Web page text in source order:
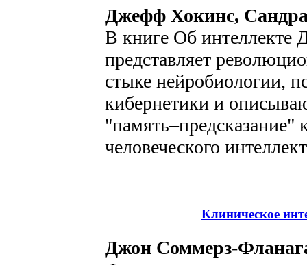
Джефф Хокинс,
В книге Об интеллекте
представляет
стыке нейробиологии,
кибернетики и
"память–предсказание"
человеческого
Клиническое
Джон Соммерз-